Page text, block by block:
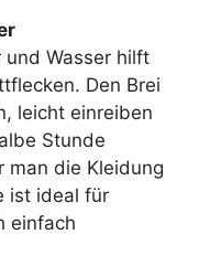
und Wasser hilft
Den Brei
leicht einreiben
Stunde
man die Kleidung
ist ideal für
einfach